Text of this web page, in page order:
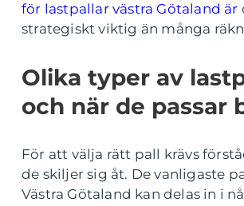
för lastpallar västra Götaland är
strategiskt viktig än många
Olika typer av
och när de passar
För att välja rätt pall krävs
de skiljer sig åt. De vanligaste
Västra Götaland kan delas in i